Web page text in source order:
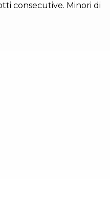
consecutive. Minori di